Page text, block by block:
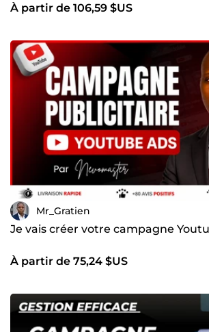
À partir de 106,59 $US
Mr_Gratien
Je vais créer votre campagne
À partir de 75,24 $US